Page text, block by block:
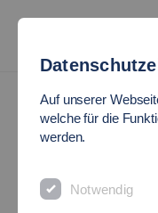
INEM - Institut für
Institut für
Auf unserer
welche für die
werden.
Notwendig